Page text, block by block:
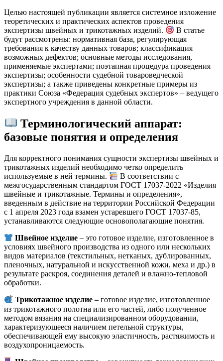
Целью настоящей публикации является системное изложение
теоретических и практических аспектов проведения
экспертизы швейных и трикотажных изделий.
В статье
будут рассмотрены: нормативная база, регулирующая
требования к качеству данных товаров; классификация
возможных дефектов; основные методы исследования,
применяемые экспертами; поэтапная процедура проведения
экспертизы; особенности судебной товароведческой
экспертизы; а также приведены конкретные примеры из
практики Союза «Федерация судебных экспертов» – ведущего
экспертного учреждения в данной области.
Терминологический аппарат:
базовые понятия и определения
Для корректного понимания сущности экспертизы швейных и
трикотажных изделий необходимо четко определить
используемые в ней термины.
В соответствии с
межгосударственным стандартом ГОСТ 17037‑2022 «Изделия
швейные и трикотажные. Термины и определения»,
введенным в действие на территории Российской Федерации
с 1 апреля 2023 года взамен устаревшего ГОСТ 17037‑85,
устанавливаются следующие основополагающие понятия.
Швейное изделие – это готовое изделие, изготовленное в
условиях швейного производства из одного или нескольких
видов материалов (текстильных, нетканых, дублированных,
пленочных, натуральной и искусственной кожи, меха и др.) в
результате раскроя, соединения деталей и влажно-тепловой
обработки.
Трикотажное изделие – готовое изделие, изготовленное
из трикотажного полотна или его частей, либо полученное
методом вязания на специализированном оборудовании,
характеризующееся наличием петельной структуры,
обеспечивающей ему высокую эластичность, растяжимость и
воздухопроницаемость.